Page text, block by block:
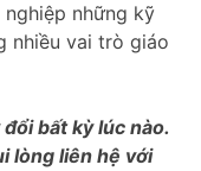
những kỹ
nhiều vai trò giáo
bất kỳ lúc nào.
lòng liên hệ với